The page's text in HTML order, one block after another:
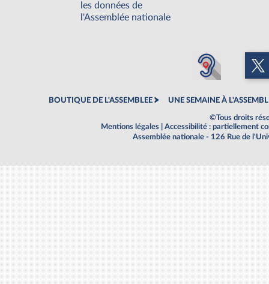
les données de
l'Assemblée nationale
BOUTIQUE DE L'ASSEMBLEE UNE SEMAINE À
©Tous droits
Mentions légales
Accessibilité : partiellement
Assemblée nationale - 126 Rue de